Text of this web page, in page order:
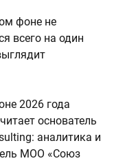
фоне не
всего на один
2026 года
основатель
аналитика и
МОО «Союз